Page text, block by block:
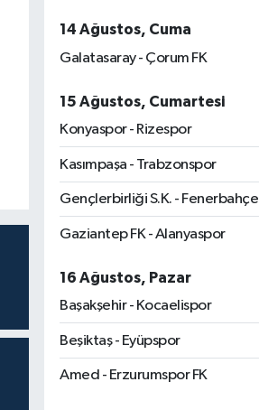
14 Ağustos, Cuma
Galatasaray - Çorum FK
15 Ağustos, Cumartesi
Konyaspor - Rizespor
Kasımpaşa - Trabzonspor
Gençlerbirliği S.K. - Fenerbahçe
Gaziantep FK - Alanyaspor
16 Ağustos, Pazar
Başakşehir - Kocaelispor
Beşiktaş - Eyüpspor
Amed - Erzurumspor FK